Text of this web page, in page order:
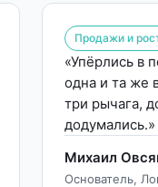
Продажи и
«Упёрлись в
одна и та же
три рычага,
додумались.»
Михаил
Основатель,